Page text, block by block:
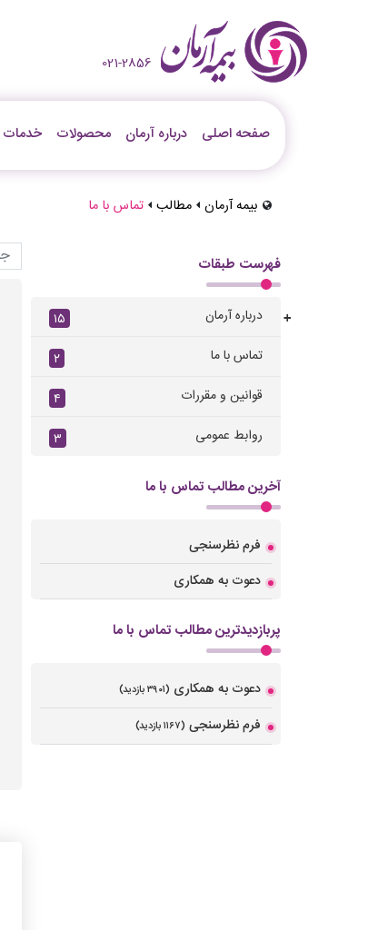
021-2856
صفحه اصلی درباره آرمان محصولات خدمات
بیمه آرمان مطالب تماس با ما
فهرست طبقات
+ درباره آرمان
۱۵
تماس با ما
۲
قوانین و مقررات
۴
روابط عمومی
۳
آخرین مطالب تماس با ما
فرم نظرسنجی
دعوت به همکاری
پربازدیدترین مطالب تماس با ما
دعوت به همکاری (۳۹۰۱ بازدید)
فرم نظرسنجی (۱۱۶۷ بازدید)